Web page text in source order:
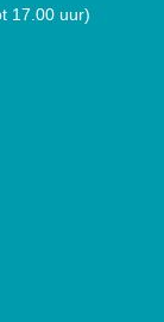
17.00 uur)